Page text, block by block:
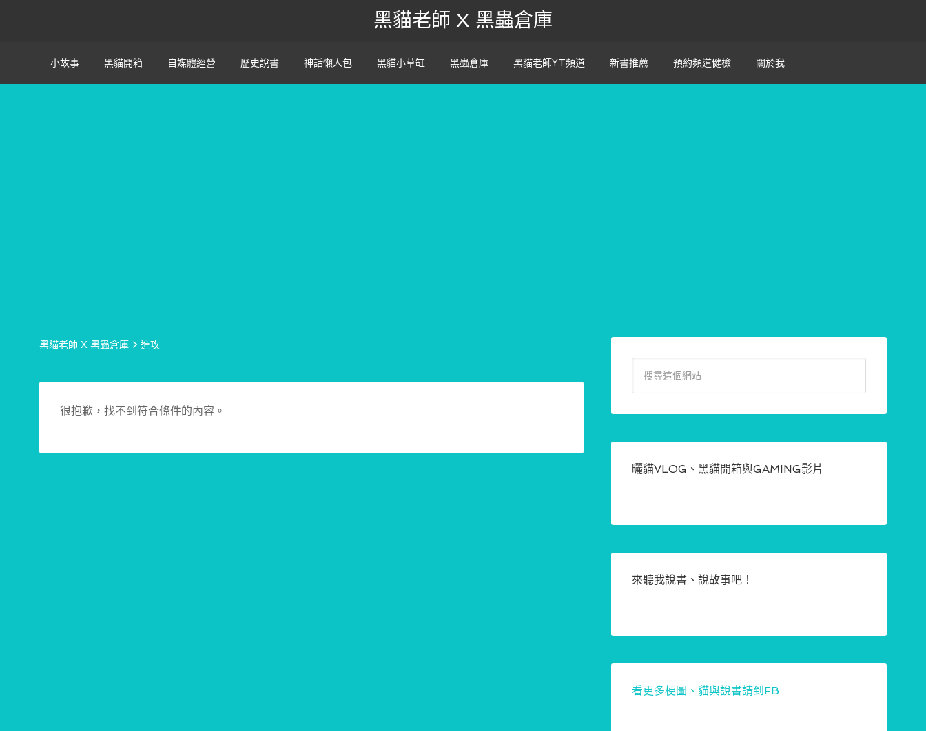
黑貓老師 X 黑蟲倉庫
小故事 黑貓開箱 自媒體經營 歷史說書 神話懶人包 黑貓小草缸 黑蟲倉庫 黑貓老師YT頻道 新書推薦 預約頻道健檢 關於我
黑貓老師 X 黑蟲倉庫 > 進攻
很抱歉，找不到符合條件的內容。
曬貓VLOG、黑貓開箱與GAMING影片
來聽我說書、說故事吧！
看更多梗圖、貓與說書請到FB